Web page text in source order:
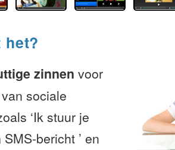
het?
zinnen voor
sociale
‘Ik stuur je
bericht ’ en